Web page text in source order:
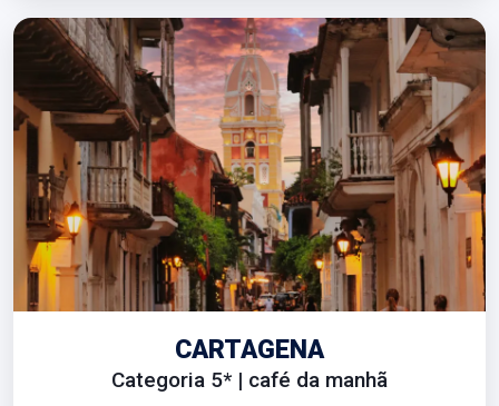
CARTAGENA
Categoria 5* | café da manhã